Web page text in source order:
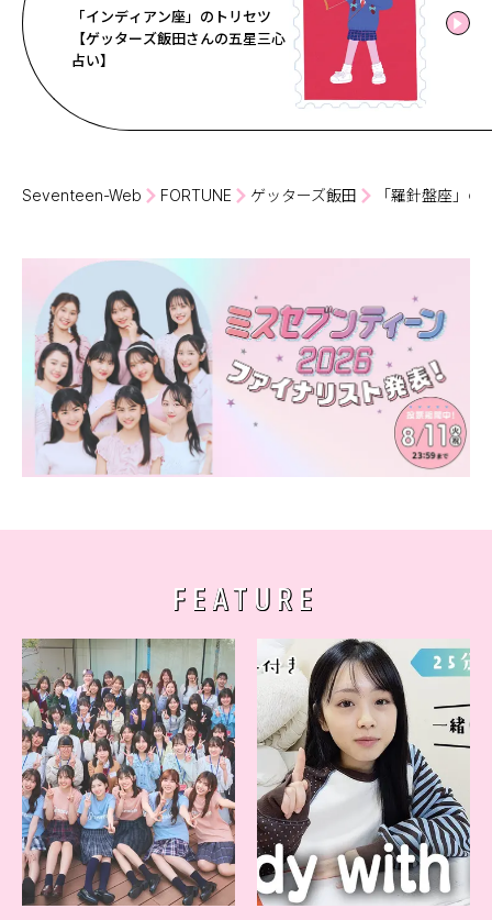
「インディアン座」のトリセツ
【ゲッターズ飯田さんの五星三心
占い】
Seventeen-Web FORTUNE ゲッターズ飯田 「羅針盤座」
FEATURE